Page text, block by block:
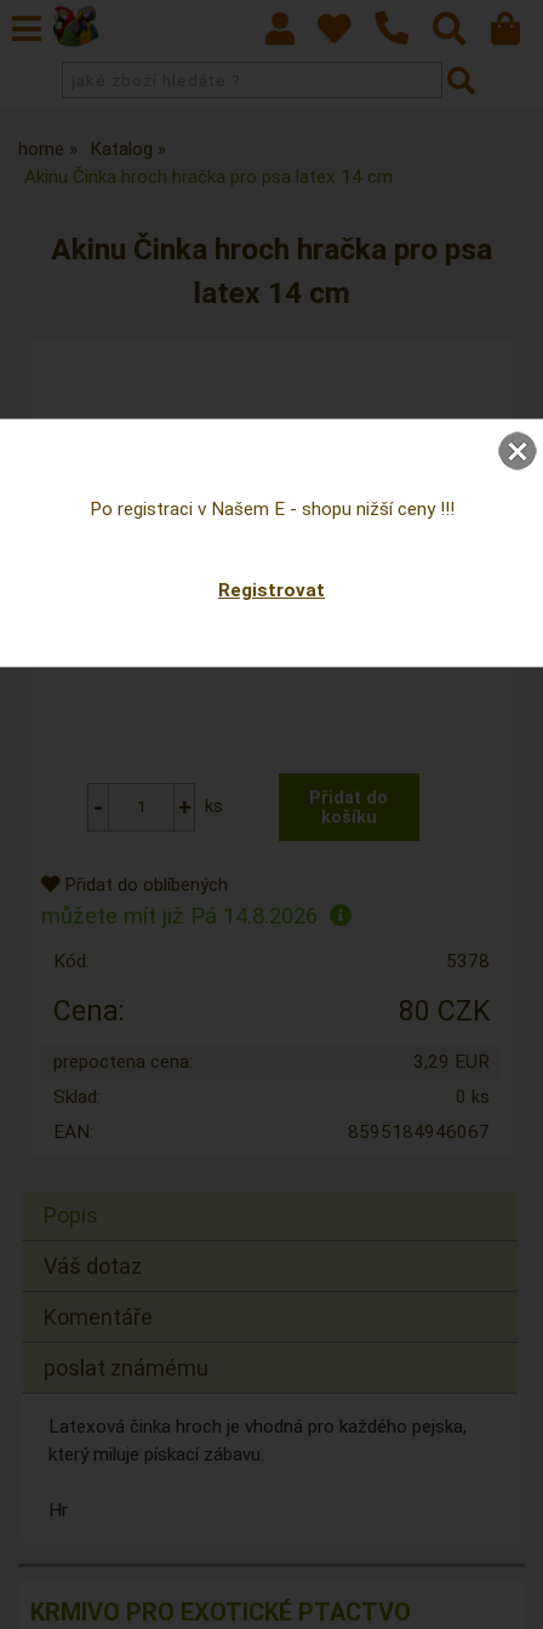
home
Katalog
Akinu Činka hroch hračka pro psa latex 14 cm
Akinu Činka hroch hračka pro psa
latex 14 cm
ks
Přidat do oblíbených
můžete mít již Pá 14.8.2026
Kód: 5378
Cena: 80 CZK
prepoctena cena:
3,29 EUR
Sklad:
0 ks
EAN:
8595184946067
Popis
Váš dotaz
Komentáře
poslat známému
Latexová činka hroch je vhodná pro každého pejska,
který miluje pískací zábavu.
Hr
KRMIVO PRO EXOTICKÉ PTACTVO
Po registraci v Našem E - shopu nižší ceny !!!
Registrovat